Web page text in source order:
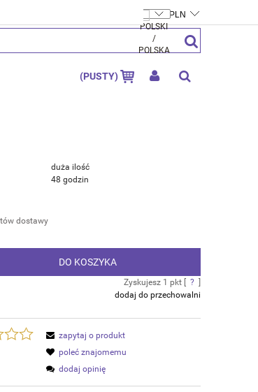
ZALOGUJ SIĘ
(PUSTY)
duża ilość
48 godzin
dostawy
DO KOSZYKA
Zyskujesz 1 pkt [ ?
dodaj do przechowalni
zapytaj o produkt
poleć znajomemu
dodaj opinię